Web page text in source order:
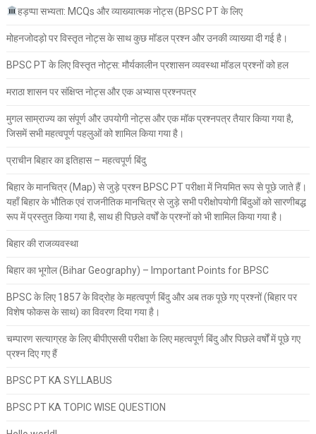
हड़प्पा सभ्यता: MCQs और व्याख्यात्मक नोट्स (BPSC PT के लिए
मोहनजोदड़ो पर विस्तृत नोट्स के साथ कुछ मॉडल प्रश्न और उनकी व्याख्या दी गई है।
BPSC PT के लिए विस्तृत नोट्स: मौर्यकालीन प्रशासन व्यवस्था मॉडल प्रश्नों को हल
मराठा शासन पर संक्षिप्त नोट्स और एक अभ्यास प्रश्नपत्र
मुगल साम्राज्य का संपूर्ण और उपयोगी नोट्स और एक मॉक प्रश्नपत्र तैयार किया गया है,
जिसमें सभी महत्वपूर्ण पहलुओं को शामिल किया गया है।
प्राचीन बिहार का इतिहास – महत्वपूर्ण बिंदु
बिहार के मानचित्र (Map) से जुड़े प्रश्न BPSC PT परीक्षा में नियमित रूप से पूछे जाते हैं।
यहाँ बिहार के भौतिक एवं राजनीतिक मानचित्र से जुड़े सभी परीक्षोपयोगी बिंदुओं को सारणीबद्ध
रूप में प्रस्तुत किया गया है, साथ ही पिछले वर्षों के प्रश्नों को भी शामिल किया गया है।
बिहार की राजव्यवस्था
बिहार का भूगोल (Bihar Geography) – Important Points for BPSC
BPSC के लिए 1857 के विद्रोह के महत्वपूर्ण बिंदु और अब तक पूछे गए प्रश्नों (बिहार पर
विशेष फोकस के साथ) का विवरण दिया गया है।
चम्पारण सत्याग्रह के लिए बीपीएससी परीक्षा के लिए महत्वपूर्ण बिंदु और पिछले वर्षों में पूछे गए
प्रश्न दिए गए हैं
BPSC PT KA SYLLABUS
BPSC PT KA TOPIC WISE QUESTION